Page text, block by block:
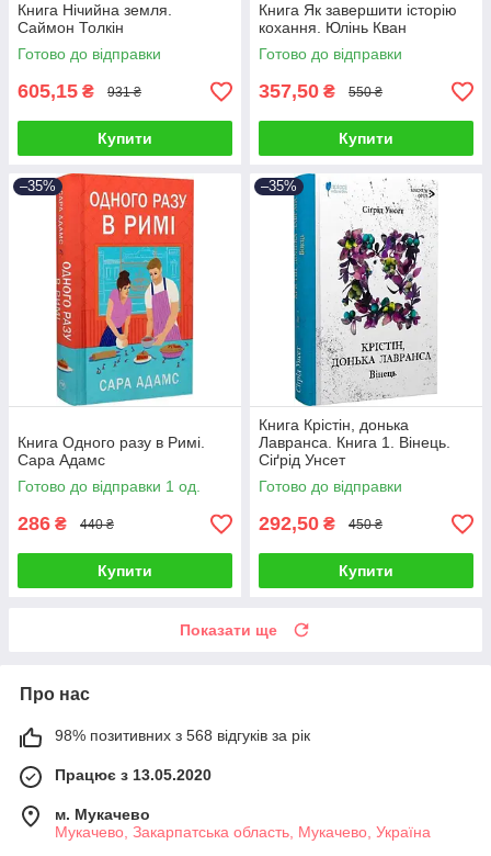
Книга Нічийна земля.
Саймон Толкін
Готово до відправки
605,15 ₴ 931 ₴
Купити
Книга Як завершити історію
кохання. Юлінь Кван
Готово до відправки
357,50 ₴ 550 ₴
Купити
–35%
Книга Одного разу в Римі.
Сара Адамс
Готово до відправки 1 од.
286 ₴ 440 ₴
Купити
–35%
Книга Крістін, донька
Лавранса. Книга 1. Вінець.
Сіґрід Унсет
Готово до відправки
292,50 ₴ 450 ₴
Купити
Показати ще
Про нас
98% позитивних з 568 відгуків за рік
Працює з 13.05.2020
м. Мукачево
Мукачево, Закарпатська область, Мукачево, Україна